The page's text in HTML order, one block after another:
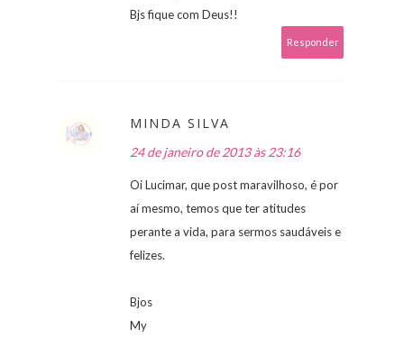
Bjs fique com Deus!!
Responder
MINDA SILVA
24 de janeiro de 2013 às 23:16
Oi Lucimar, que post maravilhoso, é por
aí mesmo, temos que ter atitudes
perante a vida, para sermos saudáveis e
felizes.
Bjos
My